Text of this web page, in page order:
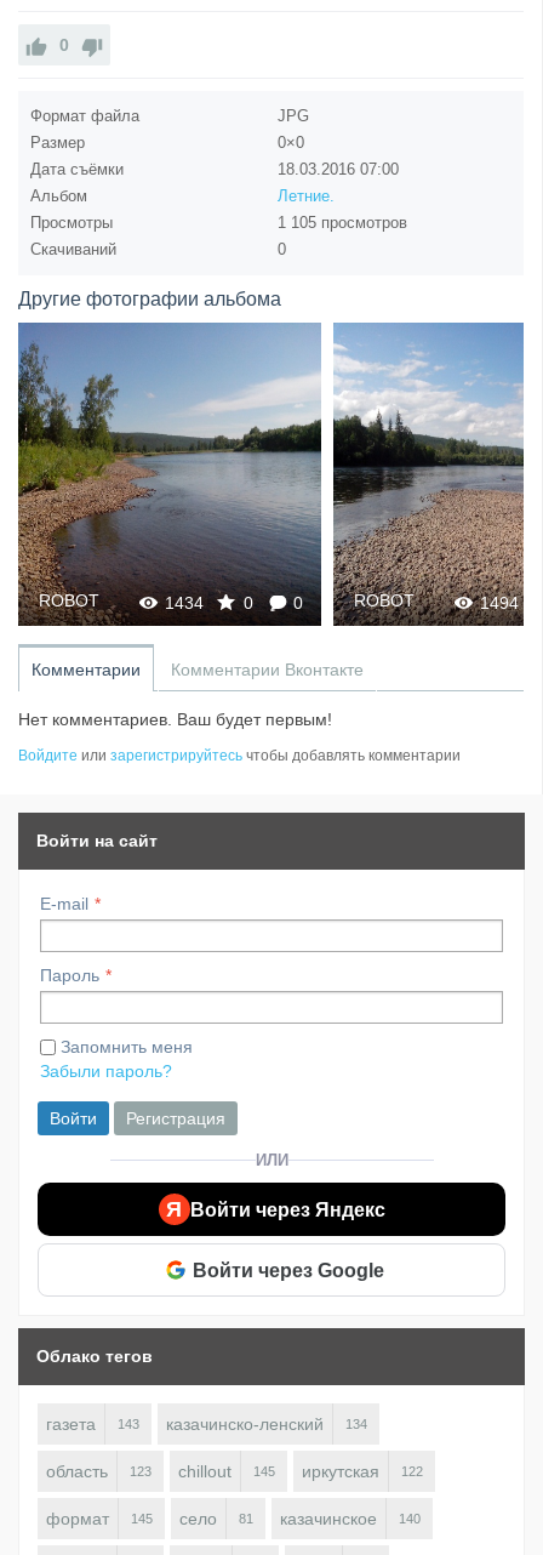
0
Формат файла
JPG
Размер
0×0
Дата съёмки
18.03.2016 07:00
Альбом
Летние.
Просмотры
1 105 просмотров
Скачиваний
0
Другие фотографии альбома
1434 0 0
ROBOT 1494
ROBOT
Комментарии Комментарии Вконтакте
Нет комментариев. Ваш будет первым!
Войдите или зарегистрируйтесь чтобы добавлять комментарии
Войти на сайт
E-mail
Пароль
Запомнить меня
Забыли пароль?
Войти Регистрация
ИЛИ
Я Войти через Яндекс
Войти через Google
Облако тегов
газета 143 казачинско-ленский 134
область 123 chillout 145 иркутская 122
формат 145 село 81 казачинское 140